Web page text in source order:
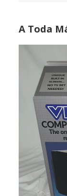
A Toda